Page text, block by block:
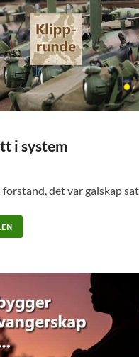
i system
det var galskap